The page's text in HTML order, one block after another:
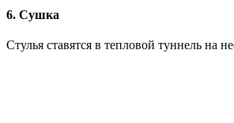
6. Сушка
Стулья ставятся в тепловой туннель на